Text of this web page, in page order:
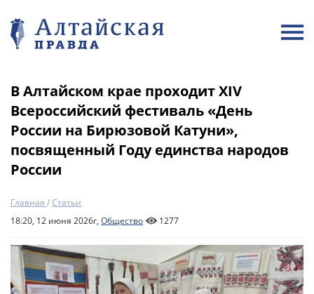
В Алтайском крае проходит XIV
Всероссийский фестиваль «День
России на Бирюзовой Катуни»,
посвященный Году единства народов
России
Главная /Статьи
18:20, 12 июня 2026г, Общество 1277